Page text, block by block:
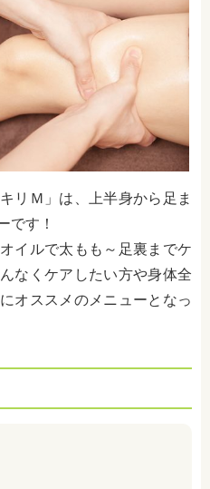
リＭ」は、上半身から足ま
です！
イルで太もも～足裏までケ
なくケアしたい方や身体全
オススメのメニューとなっ